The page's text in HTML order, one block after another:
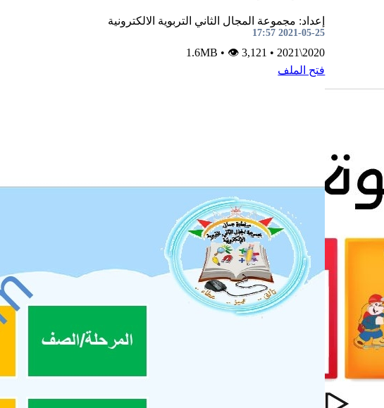
إعداد: مجموعة المجال الثاني التربوية الالكترونية
2021-05-25 17:57
2020\2021
•
• 👁 3,121
فتح الملف